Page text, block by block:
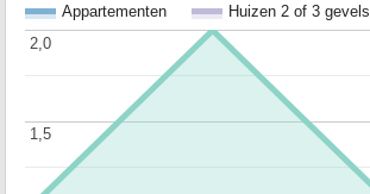
Appartementen Huizen 2 of 3 gevels
1,5
1,5
2,0
2,0